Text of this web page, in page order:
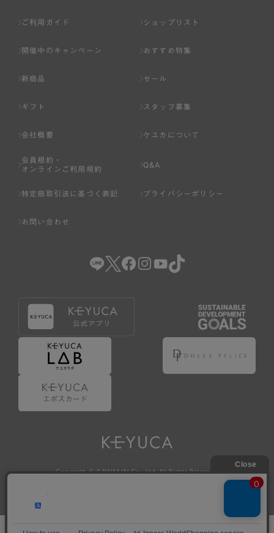
ご利用ガイド ショップリスト
開催中のキャンペーン おすすめ特集
新商品 セール
ギフト スタッフ募集
会社概要 ケユカについて
会員規約・
オンラインご利用規約
Q&A
特定商取引法に基づく表記 プライバシーポリシー
お問い合わせ
Copyright © KAWAJUN Co., Ltd. All Rights Reserved.